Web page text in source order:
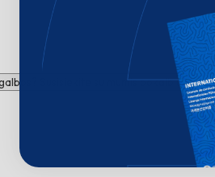
Susisiekite su mumis pokalbių lange!